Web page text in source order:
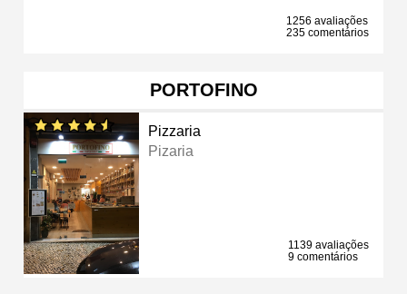
1256 avaliações
235 comentários
PORTOFINO
Pizzaria
Pizaria
1139 avaliações
9 comentários